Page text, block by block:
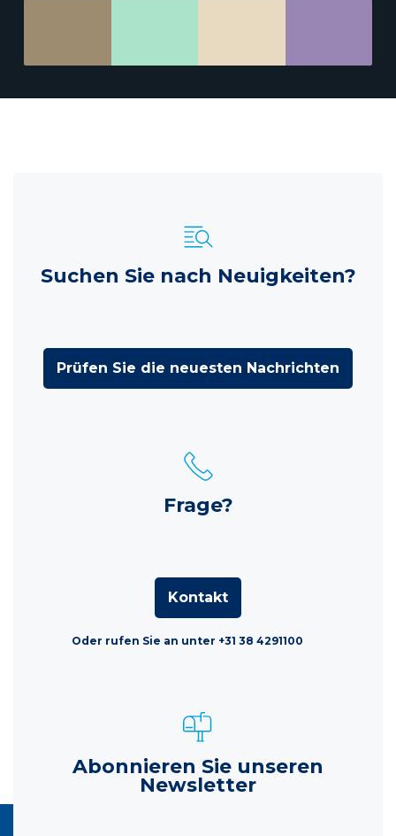
Suchen Sie nach Neuigkeiten?
Prüfen Sie die neuesten Nachrichten
Frage?
Kontakt
Oder rufen Sie an unter +31 38 4291100
Abonnieren Sie unseren
Newsletter